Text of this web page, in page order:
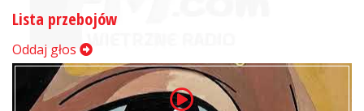
Lista przebojów
Oddaj głos